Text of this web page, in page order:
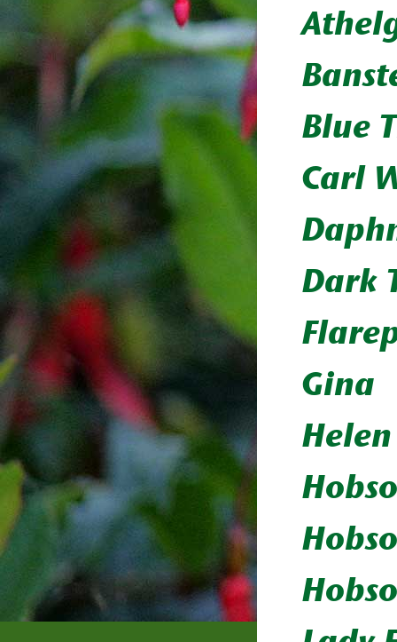
Blue
Carl
Dark
Gina